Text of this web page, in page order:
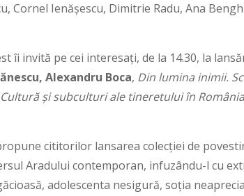
Cornel Ienășescu, Dimitrie Radu, Ana
îi invită pe cei interesați, de la 14.30, la
Alexandru Boca, Din lumina inimii.
și subculturi ale tineretului în
cititorilor lansarea colecției de
Aradului contemporan, infuzându-l cu
adolescenta nesigură, soția